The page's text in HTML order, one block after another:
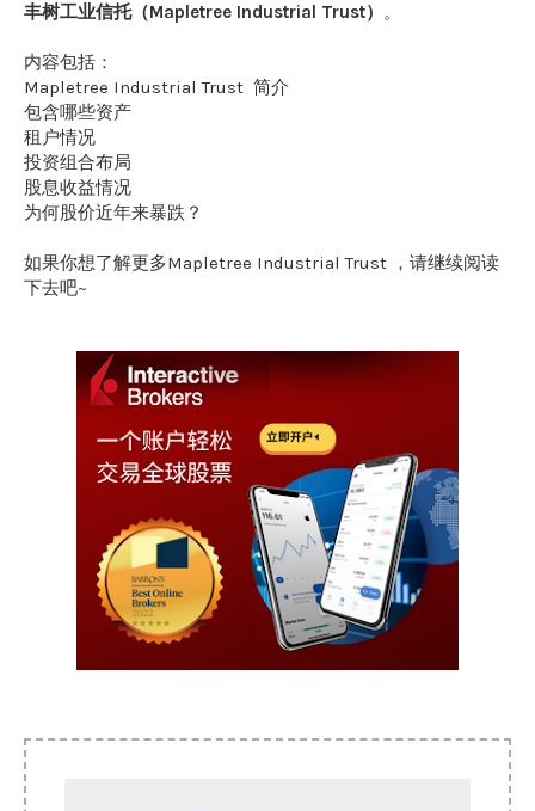
丰树工业信托（Mapletree Industrial Trust） 。
内容包括：
Mapletree Industrial Trust 简介
包含哪些资产
租户情况
投资组合布局
股息收益情况
为何股价近年来暴跌？
如果你想了解更多Mapletree Industrial Trust ，请继续阅读
下去吧~